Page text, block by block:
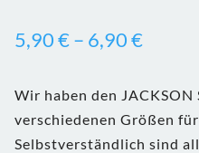
5,90€– 6,90€
Wir haben den JACKSON
verschiedenen Größen
Selbstverständlich sind